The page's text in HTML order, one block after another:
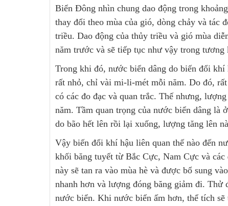
Biển Đông nhìn chung dao động trong
thay đổi theo mùa của gió, dòng chảy và tác
triều. Dao động của thủy triều và gió mùa
năm trước và sẽ tiếp tục như vậy trong
Trong khi đó, nước biển dâng do biến đổi
rất nhỏ, chỉ vài mi-li-mét mỗi năm. Do đó,
có các đo đạc và quan trắc. Thế nhưng,
năm. Tầm quan trọng của nước biển dâng là
do bão hết lên rồi lại xuống, lượng tăng lên
Vậy biến đổi khí hậu liên quan thế nào đến
khối băng tuyết từ Bắc Cực, Nam Cực và
này sẽ tan ra vào mùa hè và được bổ sung
nhanh hơn và lượng đóng băng giảm đi. Thử
nước biển. Khi nước biển ấm hơn, thể tích